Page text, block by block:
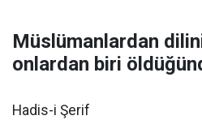
Müslümanlardan
onlardan biri
Hadis-i Şerif